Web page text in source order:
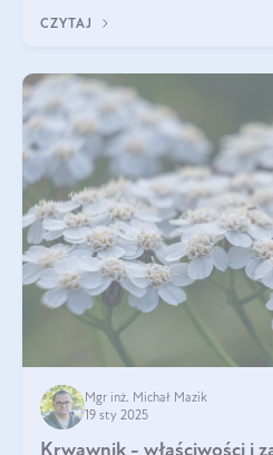
CZYTAJ
Mgr inż. Michał Mazik
19 sty 2025